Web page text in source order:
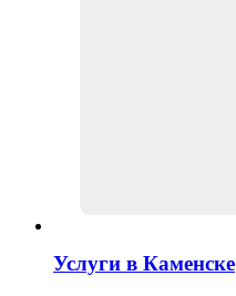
Услуги в Каменске